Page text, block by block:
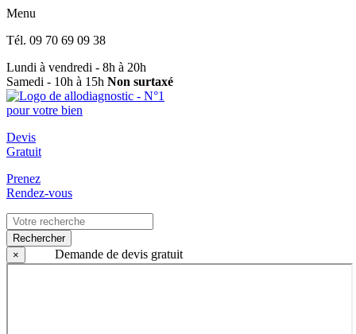
Menu
Tél. 09 70 69 09 38
Lundi à vendredi - 8h à 20h
Samedi - 10h à 15h Non surtaxé
Devis
Gratuit
Prenez
Rendez-vous
Rechercher
×
Demande de devis gratuit